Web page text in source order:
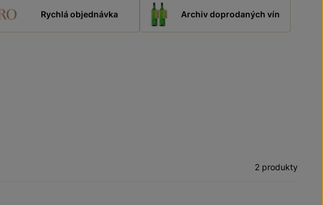
Rychlá objednávka Archiv doprodaných vín
2 produkty